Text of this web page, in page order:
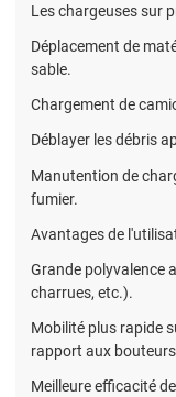
Les chargeuses sur
Déplacement de
sable.
Chargement de
Déblayer les débris
Manutention de
fumier.
Avantages de
Grande polyvalence
charrues, etc.).
Mobilité plus rapide
rapport aux
Meilleure efficacité